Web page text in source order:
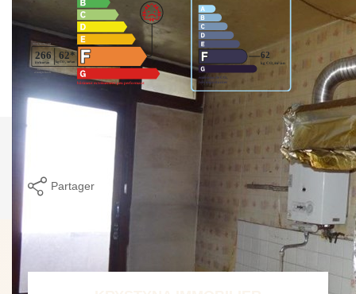
Imprimer
Partager Calculer mon budget